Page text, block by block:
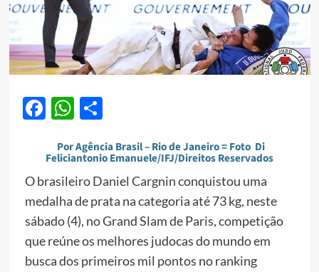
Facebook
WhatsApp
Share
Por Agência Brasil – Rio de Janeiro = Foto Di
Feliciantonio Emanuele/IFJ/Direitos Reservados
O brasileiro Daniel Cargnin conquistou uma
medalha de prata na categoria até 73 kg, neste
sábado (4), no Grand Slam de Paris, competição
que reúne os melhores judocas do mundo em
busca dos primeiros mil pontos no ranking